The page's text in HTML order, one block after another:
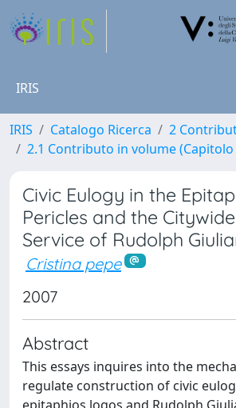
IRIS
IRIS Catalogo Ricerca
2
2.1 Contributo in volume (Capitolo
Civic Eulogy in the
Pericles and the
Service of Rudolph
Cristina pepe
2007
Abstract
This essays inquires into the
regulate construction of civic